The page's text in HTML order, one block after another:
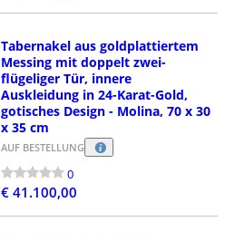
Tabernakel aus goldplattiertem
Messing mit doppelt zwei-
flügeliger Tür, innere
Auskleidung in 24-Karat-Gold,
gotisches Design - Molina, 70 x 30
x 35 cm
AUF BESTELLUNG
0
€ 41.100,00